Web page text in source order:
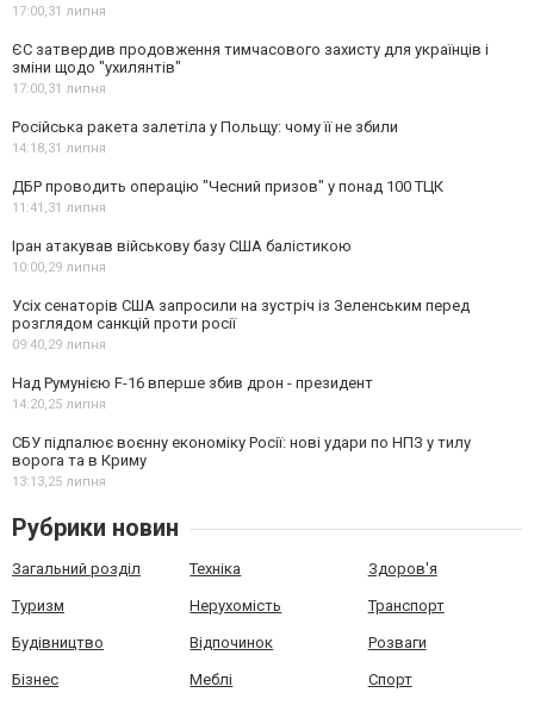
17:00,31 липня
ЄС затвердив продовження тимчасового захисту для українців і
зміни щодо "ухилянтів"
17:00,31 липня
Російська ракета залетіла у Польщу: чому її не збили
14:18,31 липня
ДБР проводить операцію "Чесний призов" у понад 100 ТЦК
11:41,31 липня
Іран атакував військову базу США балістикою
10:00,29 липня
Усіх сенаторів США запросили на зустріч із Зеленським перед
розглядом санкцій проти росії
09:40,29 липня
Над Румунією F-16 вперше збив дрон - президент
14:20,25 липня
СБУ підпалює воєнну економіку Росії: нові удари по НПЗ у тилу
ворога та в Криму
13:13,25 липня
Рубрики новин
Загальний розділ Техніка Здоров'я
Туризм Нерухомість Транспорт
Будівництво Відпочинок Розваги
Бізнес Меблі Спорт